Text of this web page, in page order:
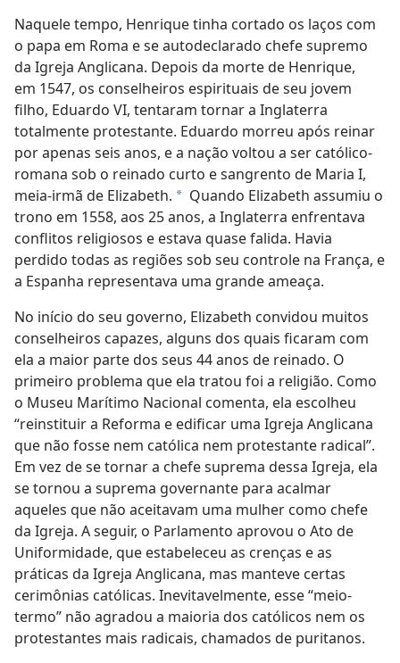
Naquele tempo, Henrique tinha cortado os laços com
o papa em Roma e se autodeclarado chefe supremo
da Igreja Anglicana. Depois da morte de Henrique,
em 1547, os conselheiros espirituais de seu jovem
filho, Eduardo VI, tentaram tornar a Inglaterra
totalmente protestante. Eduardo morreu após reinar
por apenas seis anos, e a nação voltou a ser católico-
romana sob o reinado curto e sangrento de Maria I,
meia-irmã de Elizabeth. a Quando Elizabeth assumiu o
trono em 1558, aos 25 anos, a Inglaterra enfrentava
conflitos religiosos e estava quase falida. Havia
perdido todas as regiões sob seu controle na França, e
a Espanha representava uma grande ameaça.
No início do seu governo, Elizabeth convidou muitos
conselheiros capazes, alguns dos quais ficaram com
ela a maior parte dos seus 44 anos de reinado. O
primeiro problema que ela tratou foi a religião. Como
o Museu Marítimo Nacional comenta, ela escolheu
“reinstituir a Reforma e edificar uma Igreja Anglicana
que não fosse nem católica nem protestante radical”.
Em vez de se tornar a chefe suprema dessa Igreja, ela
se tornou a suprema governante para acalmar
aqueles que não aceitavam uma mulher como chefe
da Igreja. A seguir, o Parlamento aprovou o Ato de
Uniformidade, que estabeleceu as crenças e as
práticas da Igreja Anglicana, mas manteve certas
cerimônias católicas. Inevitavelmente, esse “meio-
termo” não agradou a maioria dos católicos nem os
protestantes mais radicais, chamados de puritanos.